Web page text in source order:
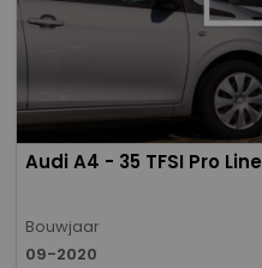
Audi A4 - 35 TFSI Pro Line
Bouwjaar
09-2020